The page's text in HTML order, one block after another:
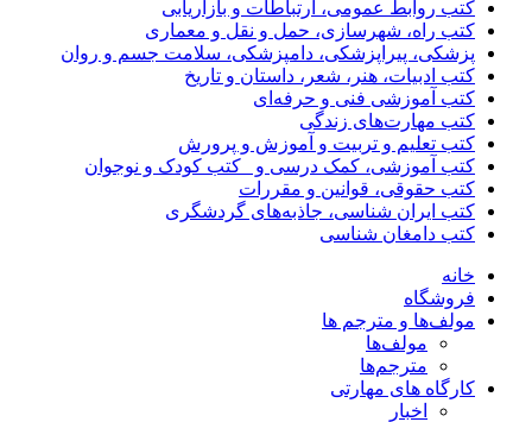
کتب روابط عمومی، ارتباطات و بازاریابی
کتب راه، شهرسازی، حمل و نقل و معماری
پزشکی، پیراپزشکی، دامپزشکی، سلامت جسم و روان
کتب ادبیات، هنر، شعر، داستان و تاریخ
کتب آموزشی فنی و حرفه‌ای
کتب مهارت‌های زندگی
کتب تعلیم و تربیت و آموزش و پرورش
کتب آموزشی، کمک درسی و _کتب کودک و نوجوان
کتب حقوقی، قوانین و مقررات
کتب ایران شناسی، جاذبه‌های گردشگری
کتب دامغان شناسی
خانه
فروشگاه
مولف‌ها و مترجم ها
مولف‌ها
مترجم‌ها
کارگاه های مهارتی
اخبار